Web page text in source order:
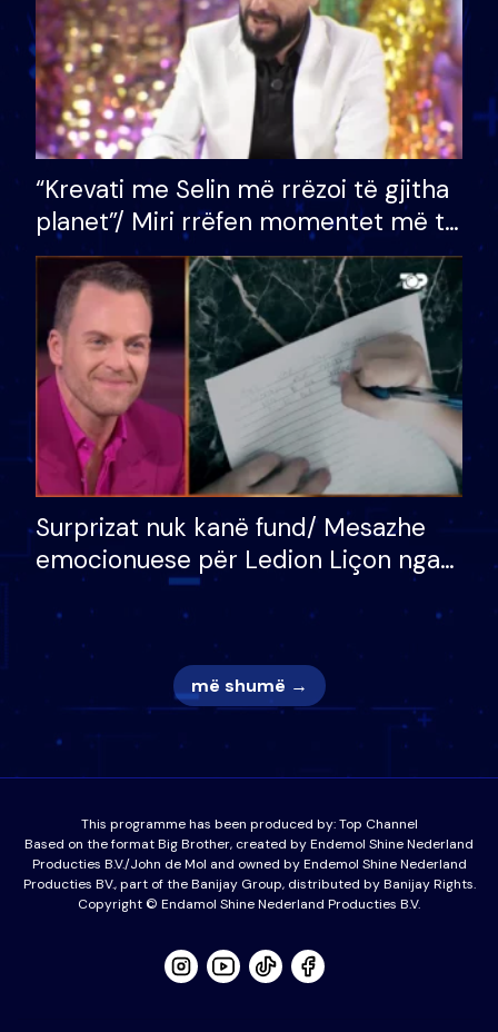
“Krevati me Selin më rrëzoi të gjitha
planet”/ Miri rrëfen momentet më të
bukura në shtëpinë e BB VIP: Do më
mungojë zilja e mëngjesit kur…
Surprizat nuk kanë fund/ Mesazhe
emocionuese për Ledion Liçon nga
nëna dhe fëmijët e tij, moderatori
nuk i mban dot lotët: Nuk meritoj…
më shumë →
This programme has been produced by:Top Channel
Based on the format Big Brother, created by Endemol Shine Nederland
Producties B.V./John de Mol and owned by Endemol Shine Nederland
Producties BV., part of the Banijay Group, distributed by Banijay Rights.
Copyright © Endamol Shine Nederland Producties B.V.